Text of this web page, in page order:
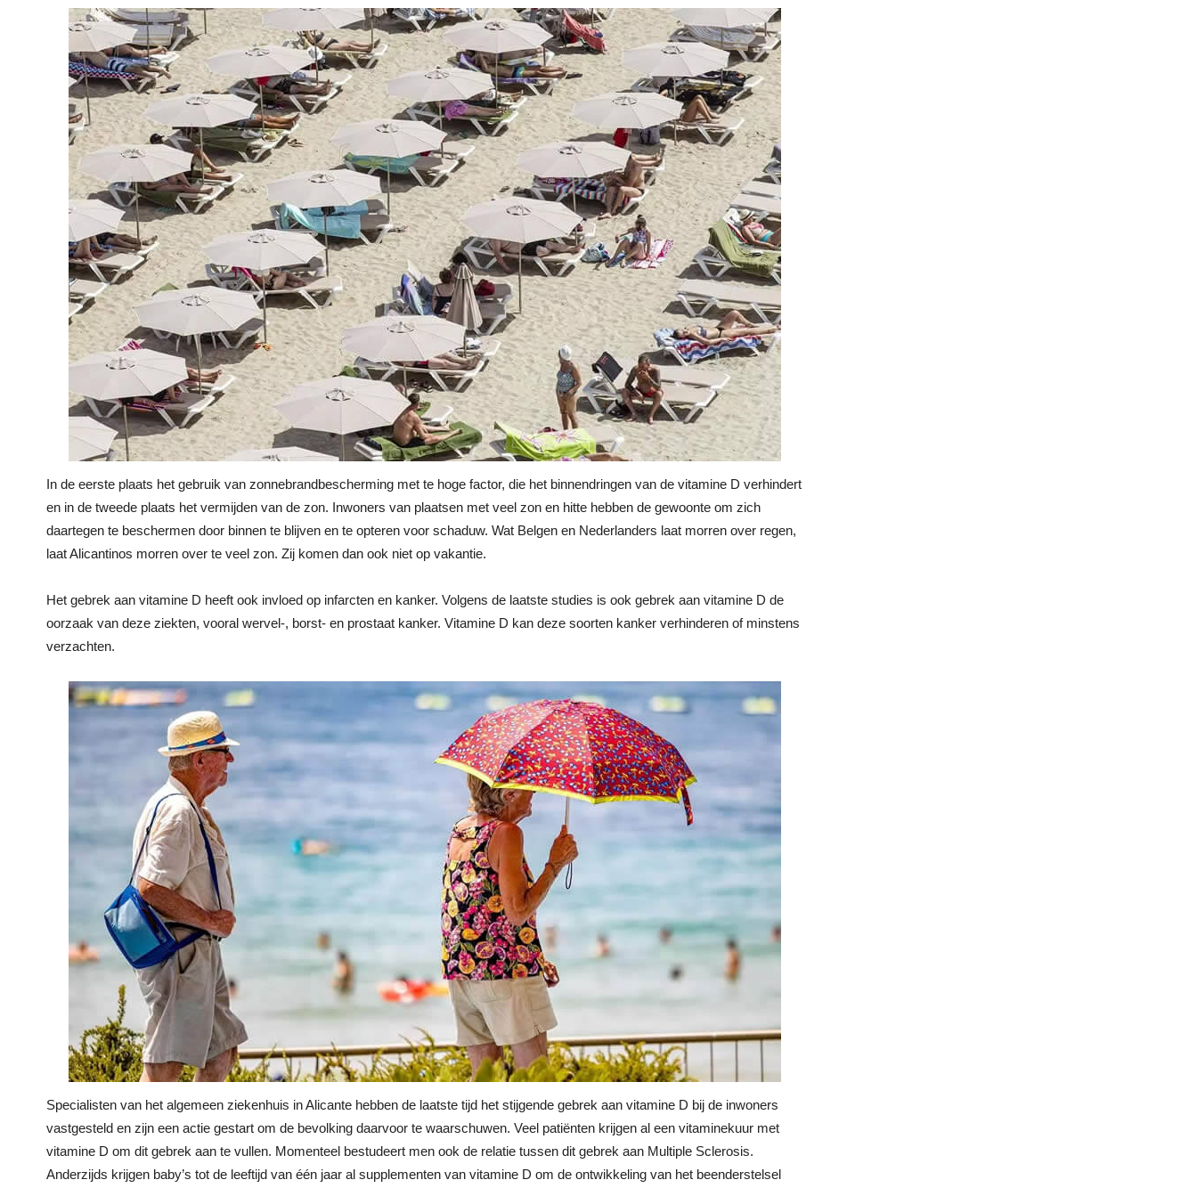
In de eerste plaats het gebruik van zonnebrandbescherming met te hoge factor, die het binnendringen van de vitamine D verhindert
en in de tweede plaats het vermijden van de zon. Inwoners van plaatsen met veel zon en hitte hebben de gewoonte om zich
daartegen te beschermen door binnen te blijven en te opteren voor schaduw. Wat Belgen en Nederlanders laat morren over regen,
laat Alicantinos morren over te veel zon. Zij komen dan ook niet op vakantie.
Het gebrek aan vitamine D heeft ook invloed op infarcten en kanker. Volgens de laatste studies is ook gebrek aan vitamine D de
oorzaak van deze ziekten, vooral wervel-, borst- en prostaat kanker. Vitamine D kan deze soorten kanker verhinderen of minstens
verzachten.
Specialisten van het algemeen ziekenhuis in Alicante hebben de laatste tijd het stijgende gebrek aan vitamine D bij de inwoners
vastgesteld en zijn een actie gestart om de bevolking daarvoor te waarschuwen. Veel patiënten krijgen al een vitaminekuur met
vitamine D om dit gebrek aan te vullen. Momenteel bestudeert men ook de relatie tussen dit gebrek aan Multiple Sclerosis.
Anderzijds krijgen baby’s tot de leeftijd van één jaar al supplementen van vitamine D om de ontwikkeling van het beenderstelsel